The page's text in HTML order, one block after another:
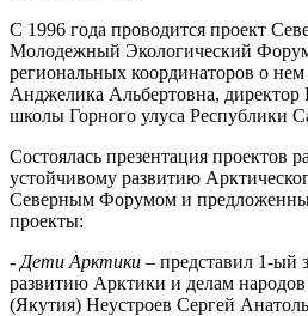
С 1996 года проводится проект
Молодежный Экологический
региональных координаторов о нем
Анджелика Альбертовна, директор
школы Горного улуса Республики
Состоялась презентация проектов
устойчивому развитию
Северным Форумом и
проекты:
- Дети Арктики – представил 1-ый
развитию Арктики и делам
(Якутия) Неустроев Сергей